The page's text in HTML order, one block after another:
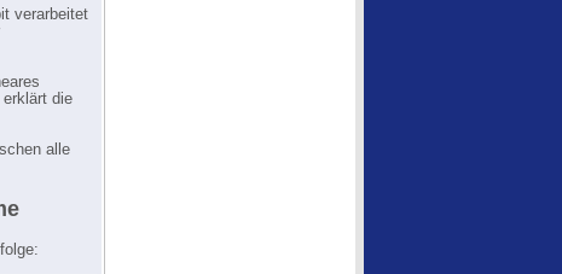
verarbeitet
die
alle